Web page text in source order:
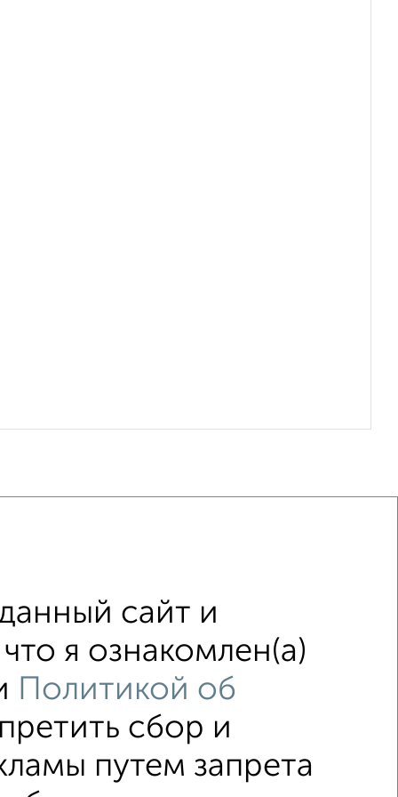
не последний этаж
в панельном доме
Без посредников Вторичное жилье
сайт и
я ознакомлен(а)
Политикой об
сбор и
путем запрета